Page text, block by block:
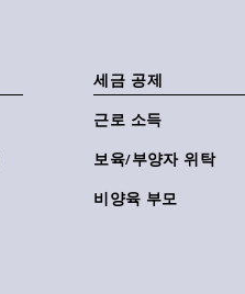
세금 공제
근로 소득
보육/부양자 위탁
비양육 부모